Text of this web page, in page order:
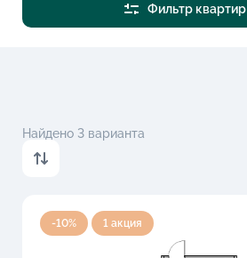
Фильтр квартир
Найдено 3 варианта
-10% 1 акция